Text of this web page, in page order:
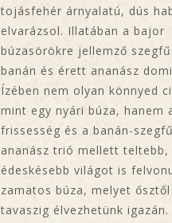
tojásfehér árnyalatú, dús
elvarázsol. Illatában a bajor
búzasörökre jellemző
banán és érett ananász
Ízében nem olyan könnyed
mint egy nyári búza, hanem
frissesség és a banán-
ananász trió mellett teltebb,
édeskésebb világot is
zamatos búza, melyet ősztől
tavaszig élvezhetünk igazán.